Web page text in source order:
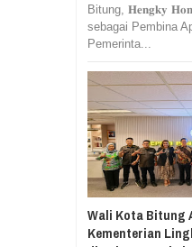
Bitung, 𝐇𝐞𝐧𝐠𝐤𝐲
sebagai Pembina
Pemerinta...
Wali Kota Bitung
Kementerian